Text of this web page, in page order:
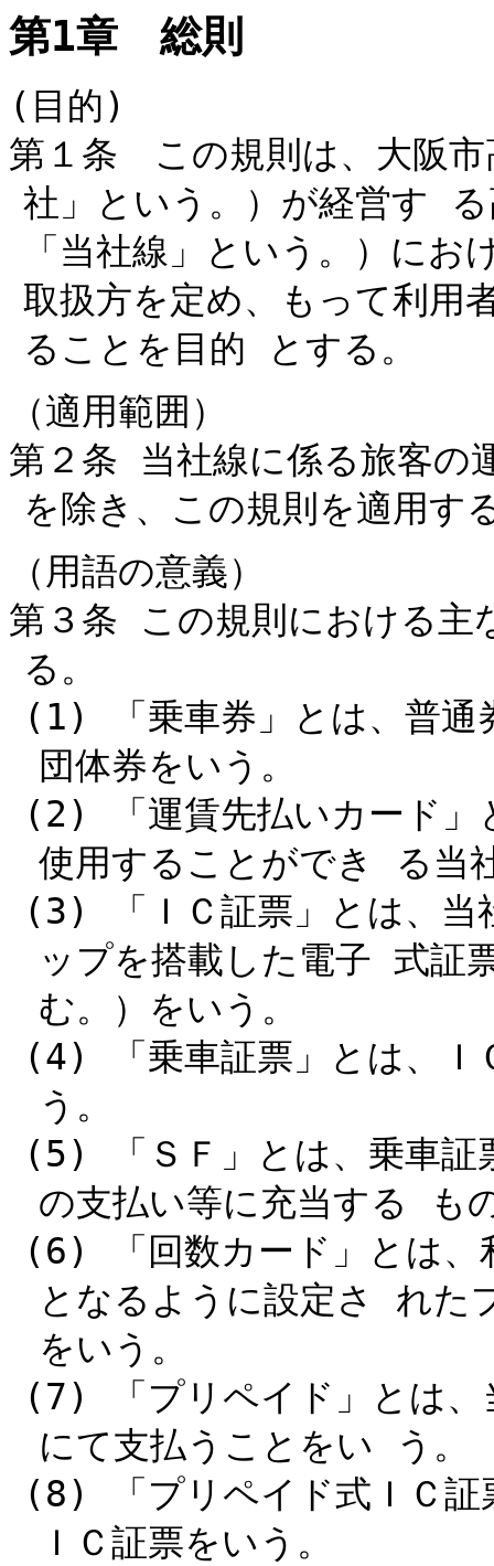
第1章 総則
(目的)
第１条 この規則は、大阪市
社」という。）が経営す
「当社線」という。）に
取扱方を定め、もって利用
ることを目的 とする。
（適用範囲）
第２条 当社線に係る旅客の
を除き、この規則を適用す
（用語の意義）
第３条 この規則における主
る。
(1) 「乗車券」とは、普通
団体券をいう。
(2) 「運賃先払いカード」
使用することができ る当
(3) 「ＩＣ証票」とは、当
ップを搭載した電子 式証
む。）をいう。
(4) 「乗車証票」とは、Ｉ
う。
(5) 「ＳＦ」とは、乗車証
の支払い等に充当する も
(6) 「回数カード」とは、
となるように設定さ れた
をいう。
(7) 「プリペイド」とは、
にて支払うことをい う。
(8) 「プリペイド式ＩＣ証
ＩＣ証票をいう。